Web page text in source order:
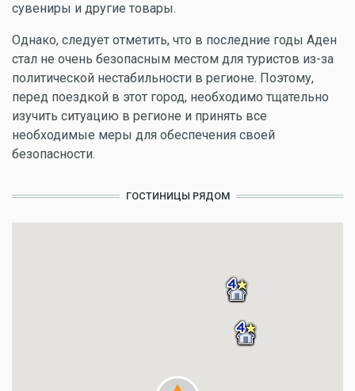
сувениры и другие товары.
Однако, следует отметить, что в последние годы Аден
стал не очень безопасным местом для туристов из-за
политической нестабильности в регионе. Поэтому,
перед поездкой в этот город, необходимо тщательно
изучить ситуацию в регионе и принять все
необходимые меры для обеспечения своей
безопасности.
ГОСТИНИЦЫ РЯДОМ